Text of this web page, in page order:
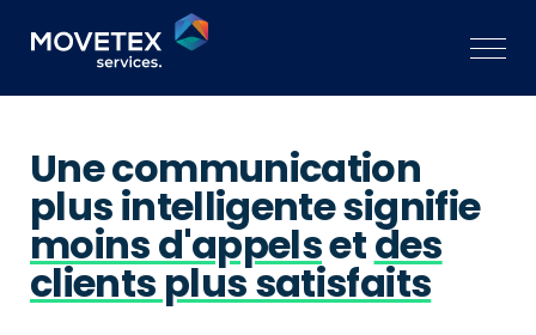
Une communication
plus intelligente signifie
moins d'appelsetdes
clients plus satisfaits